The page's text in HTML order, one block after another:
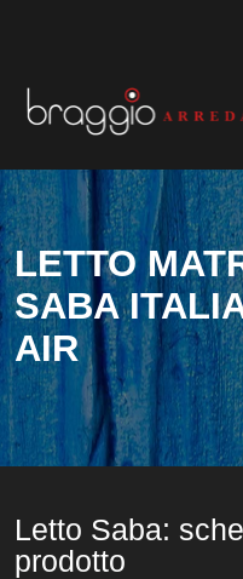
LETTO
SABA
AIR
Letto Saba:
prodotto